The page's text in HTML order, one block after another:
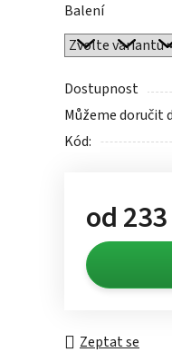
5
hvězdiček.
Balení
Dostupnost
Můžeme doručit
Kód:
od
Měrná cena:
Zeptat se